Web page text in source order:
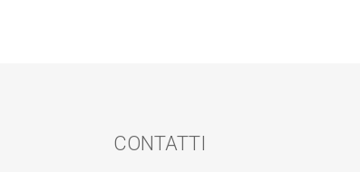
CONTATTI